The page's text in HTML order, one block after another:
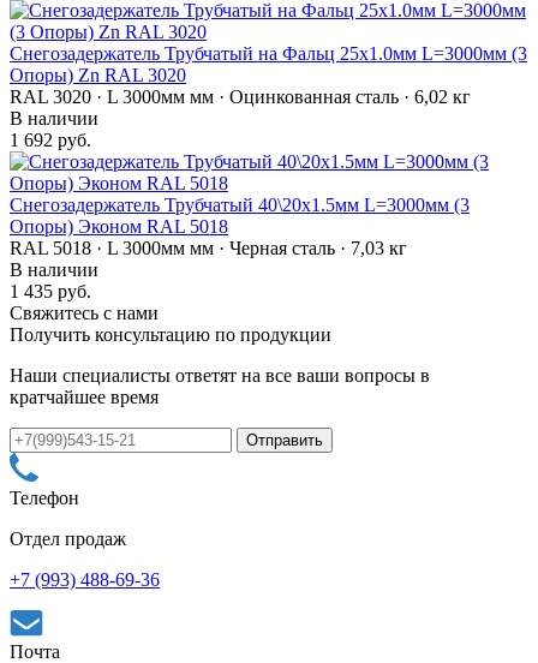
Снегозадержатель Трубчатый на Фальц 25х1.0мм L=3000мм (3
Опоры) Zn RAL 3020
RAL 3020 · L 3000мм мм · Оцинкованная сталь · 6,02 кг
В наличии
1 692 руб.
Снегозадержатель Трубчатый 40\20х1.5мм L=3000мм (3
Опоры) Эконом RAL 5018
RAL 5018 · L 3000мм мм · Черная сталь · 7,03 кг
В наличии
1 435 руб.
Свяжитесь с нами
Получить консультацию по продукции
Наши специалисты ответят на все ваши вопросы в
кратчайшее время
Телефон
Отдел продаж
+7 (993) 488-69-36
Почта